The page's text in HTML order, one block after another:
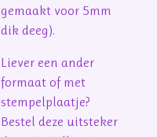
gemaakt voor 5mm
dik deeg).
Liever een ander
formaat of met
stempelplaatje?
Bestel deze uitsteker